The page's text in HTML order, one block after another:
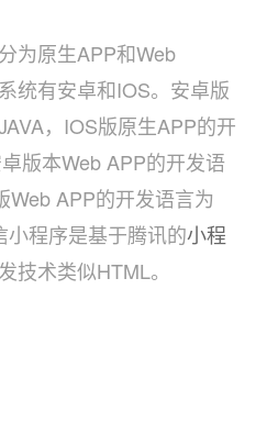
为原生APP和Web
统有安卓和IOS。安卓版
，IOS版原生APP的开
版本Web APP的开发语
Web APP的开发语言为
程序是基于腾讯的小程
技术类似HTML。